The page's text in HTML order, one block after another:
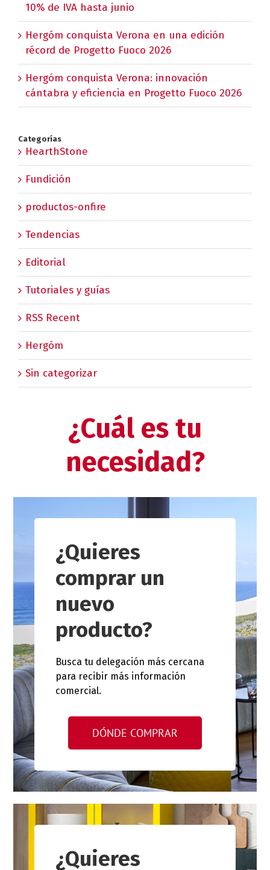
10% de IVA hasta junio
Hergóm conquista Verona en una edición
récord de Progetto Fuoco 2026
Hergóm conquista Verona: innovación
cántabra y eficiencia en Progetto Fuoco 2026
Categorías
HearthStone
Fundición
productos-onfire
Tendencias
Editorial
Tutoriales y guías
RSS Recent
Hergóm
Sin categorizar
¿Cuál es tu
necesidad?
¿Quieres
comprar un
nuevo
producto?
Busca tu delegación más cercana
para recibir más información
comercial.
DÓNDE COMPRAR
¿Quieres